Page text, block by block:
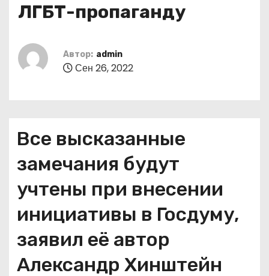
ЛГБТ-пропаганду
Автор: admin
Сен 26, 2022
Все высказанные
замечания будут
учтены при внесении
инициативы в Госдуму,
заявил её автор
Александр Хинштейн